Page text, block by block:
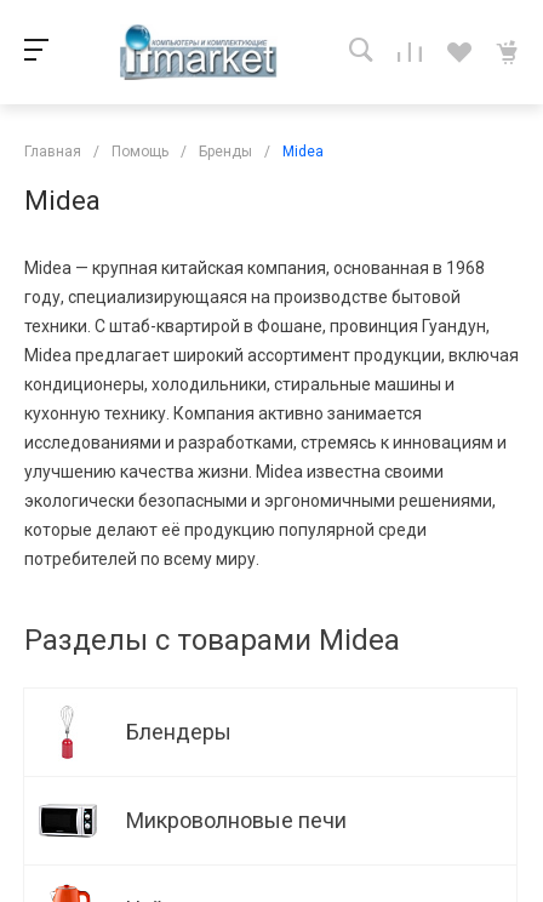
Главная / Помощь / Бренды / Midea
Midea
Midea — крупная китайская компания, основанная в 1968
году, специализирующаяся на производстве бытовой
техники. С штаб-квартирой в Фошане, провинция Гуандун,
Midea предлагает широкий ассортимент продукции, включая
кондиционеры, холодильники, стиральные машины и
кухонную технику. Компания активно занимается
исследованиями и разработками, стремясь к инновациям и
улучшению качества жизни. Midea известна своими
экологически безопасными и эргономичными решениями,
которые делают её продукцию популярной среди
потребителей по всему миру.
Разделы с товарами Midea
Блендеры
Микроволновые печи